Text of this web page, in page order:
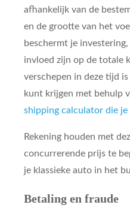
afhankelijk van de
en de grootte van het
beschermt je
invloed zijn op de totale
verschepen in deze tijd
kunt krijgen met behulp
shipping calculator die
Rekening houden met
concurrerende prijs te
je klassieke auto in het
Betaling en fraude